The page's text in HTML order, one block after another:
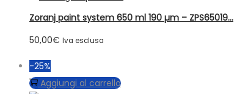
Zoranj paint system 650 ml 190 µm – ZPS65019...
50,00€ Iva esclusa
-25%
Aggiungi al carrello